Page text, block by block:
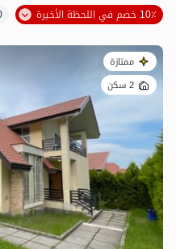
10٪ خصم في اللحظة الأخيرة
ممتازة
2 سكن